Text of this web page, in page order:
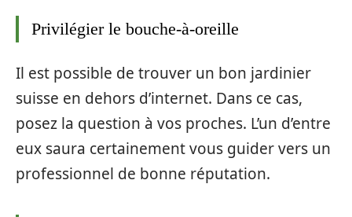
Privilégier le bouche-à-oreille
Il est possible de trouver un bon jardinier
suisse en dehors d’internet. Dans ce cas,
posez la question à vos proches. L’un d’entre
eux saura certainement vous guider vers un
professionnel de bonne réputation.